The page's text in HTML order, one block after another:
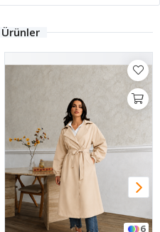
6